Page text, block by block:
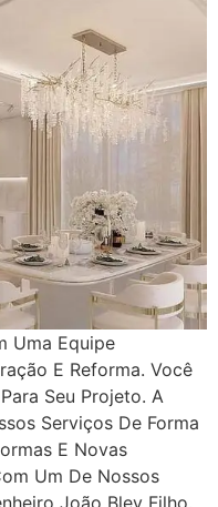
Uma Equipe
E Reforma. Você
Seu Projeto. A
Serviços De Forma
E Novas
Um De Nossos